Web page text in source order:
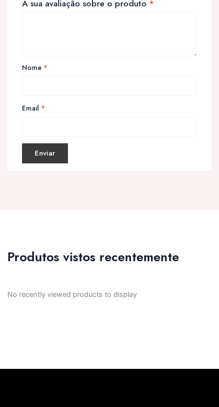
A sua avaliação sobre o produto *
Nome *
Email *
Produtos vistos recentemente
No recently viewed products to display